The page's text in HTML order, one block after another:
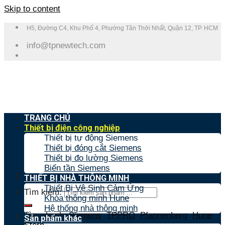
Skip to content
H5, Đường C4, Khu Phố 4, Phường Tân Thới Nhất, Quận 12, TP. HCM
info@tpnewtech.com
Tìm kiếm:
Tìm nhanh:Siemens,TPPRO,Pfannenberg,Hune,
TRANG CHỦ
Thiết bị điện công nghiệp
Thiết bị tự động Siemens
Thiết bị đóng cắt Siemens
Thiết bị đo lường Siemens
Biến tần Siemens
THIẾT BỊ NHÀ THÔNG MINH
Thiết Bị Vệ Sinh Cảm Ứng
Khóa thông minh Hune
Hệ thống nhà thông minh
Sản phẩm khác